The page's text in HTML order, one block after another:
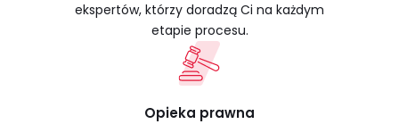
ekspertów, którzy doradzą Ci na każdym
etapie procesu.
Opieka prawna